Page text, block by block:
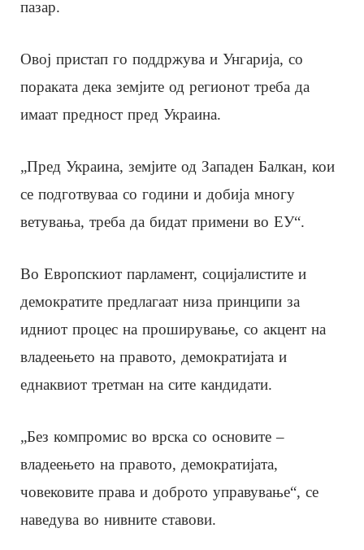
пазар.
Овој пристап го поддржува и Унгарија, со
пораката дека земјите од регионот треба да
имаат предност пред Украина.
„Пред Украина, земјите од Западен Балкан, кои
се подготвуваа со години и добија многу
ветувања, треба да бидат примени во ЕУ“.
Во Европскиот парламент, социјалистите и
демократите предлагаат низа принципи за
идниот процес на проширување, со акцент на
владеењето на правото, демократијата и
еднаквиот третман на сите кандидати.
„Без компромис во врска со основите –
владеењето на правото, демократијата,
човековите права и доброто управување“, се
наведува во нивните ставови.